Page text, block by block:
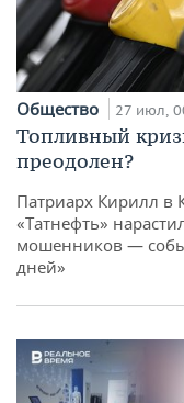
Общество 27 июл,
Топливный
преодолен?
Патриарх Кирилл в
«Татнефть»
мошенников —
дней»